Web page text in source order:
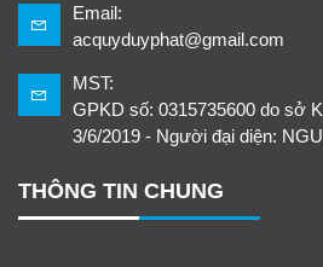
Email:
acquyduyphat@gmail.com
MST:
GPKD số: 0315735600 do sở
3/6/2019 - Người đại diện:
THÔNG TIN CHUNG